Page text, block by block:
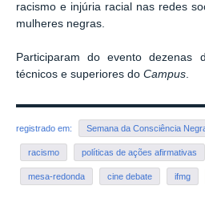
racismo e injúria racial nas redes
mulheres negras.
Participaram do evento dezenas
técnicos e superiores do Campus
registrado em: Semana da Consciência
racismo políticas de ações afirmativas
mesa-redonda cine debate ifmg